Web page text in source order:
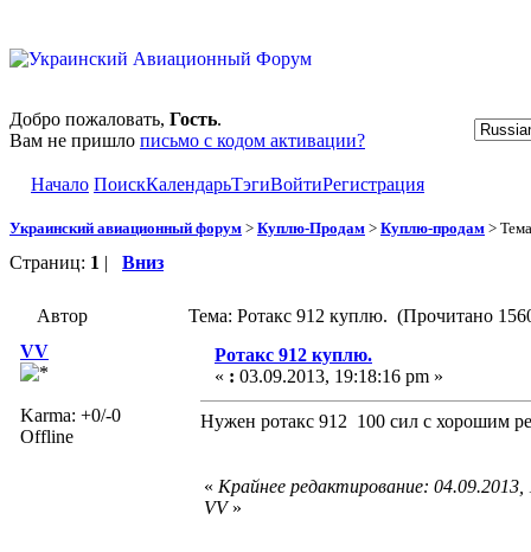
Добро пожаловать, Гость.
Вам не пришло письмо с кодом активации?
Начало ПоискКалендарьТэгиВойтиРегистрация
Украинский авиационный форум > Куплю-Продам > Куплю-продам >
Страниц: 1 | Вниз
Автор
Тема: Ротакс 912 куплю. (Прочитано
VV
Karma: +0/-0
Offline
Ротакс 912 куплю.
« : 03.09.2013, 19:18:16 pm »
Нужен ротакс 912 100 сил с хорошим
« Крайнее редактирование:
VV»